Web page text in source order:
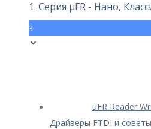
1. Серия μFR - Нано,
3
uFR Reader
Драйверы FTDI и